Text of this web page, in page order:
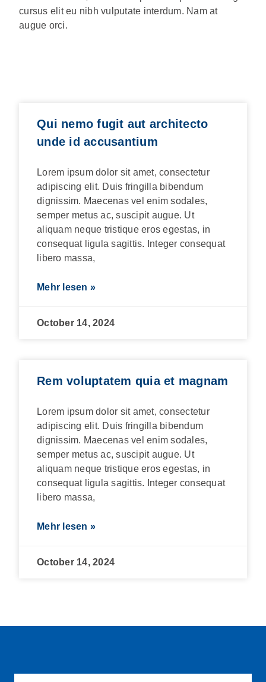
cursus elit eu nibh vulputate interdum. Nam at
augue orci.
Qui nemo fugit aut architecto
unde id accusantium
Lorem ipsum dolor sit amet, consectetur
adipiscing elit. Duis fringilla bibendum
dignissim. Maecenas vel enim sodales,
semper metus ac, suscipit augue. Ut
aliquam neque tristique eros egestas, in
consequat ligula sagittis. Integer consequat
libero massa,
Mehr lesen »
October 14, 2024
Rem voluptatem quia et magnam
Lorem ipsum dolor sit amet, consectetur
adipiscing elit. Duis fringilla bibendum
dignissim. Maecenas vel enim sodales,
semper metus ac, suscipit augue. Ut
aliquam neque tristique eros egestas, in
consequat ligula sagittis. Integer consequat
libero massa,
Mehr lesen »
October 14, 2024